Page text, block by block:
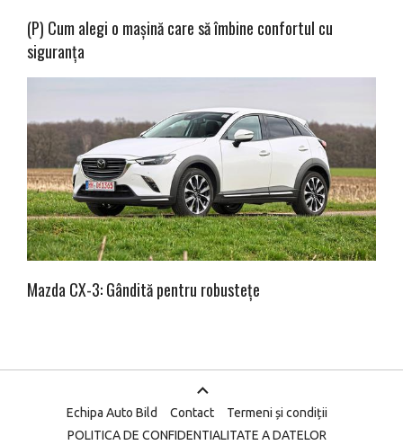
(P) Cum alegi o mașină care să îmbine confortul cu
siguranța
Mazda CX-3: Gândită pentru robustețe
Echipa Auto Bild Contact
Termeni și condiții
POLITICA DE CONFIDENTIALITATE A DATELOR